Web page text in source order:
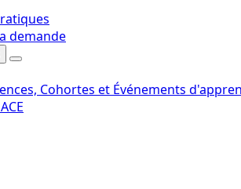
demande
Cohortes et Événements